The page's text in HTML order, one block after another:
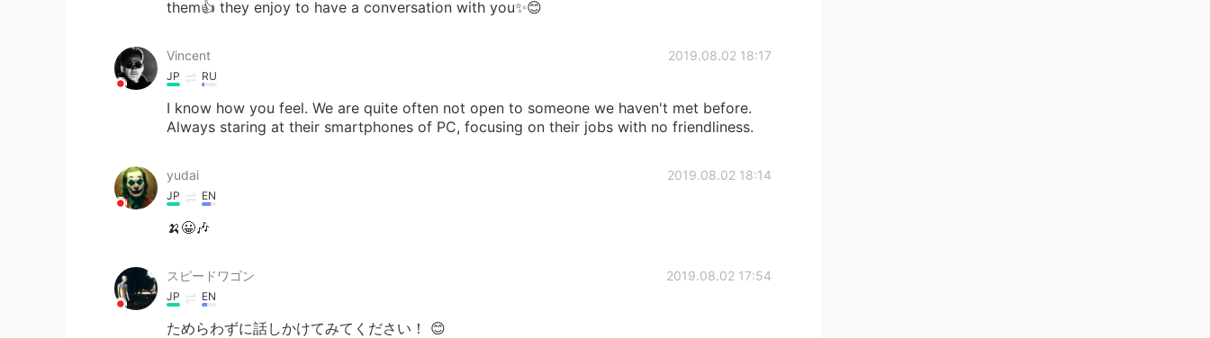
them👍 they enjoy to have a conversation with you✨😊
Vincent 2019.08.02 18:17
JP RU
I know how you feel. We are quite often not open to someone we haven't met before.
Always staring at their smartphones of PC, focusing on their jobs with no friendliness.
yudai 2019.08.02 18:14
JP EN
🍌😀🎶
スピードワゴン 2019.08.02 17:54
JP EN
ためらわずに話しかけてみてください！ 😊